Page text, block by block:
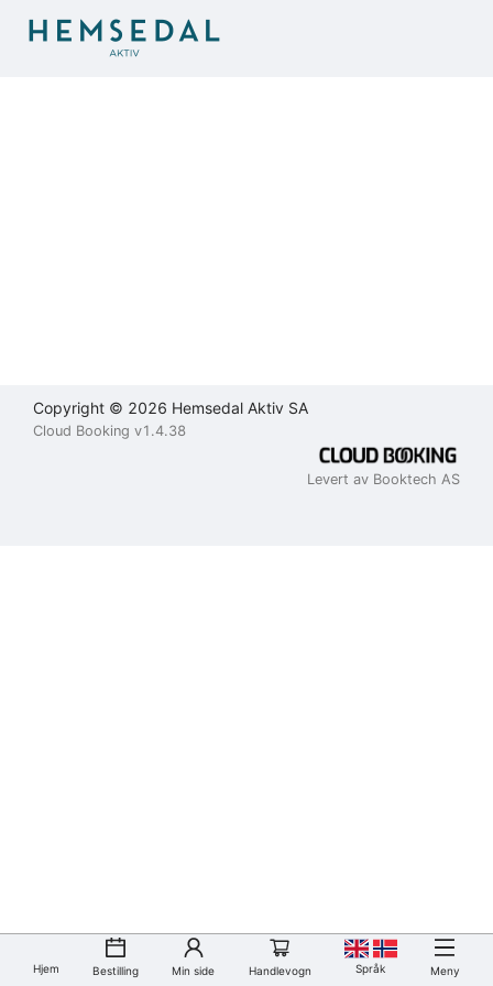
Copyright © 2026 Hemsedal Aktiv SA
Cloud Booking v1.4.38
Levert av Booktech AS
Hjem Bestilling Min side Handlevogn Språk Meny
Brukeravtale
Personvernerklæring
Kontakt